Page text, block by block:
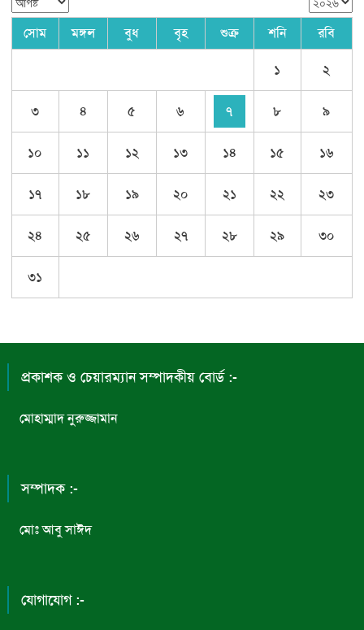
সোম মঙ্গল বুধ বৃহ শুক্র শনি রবি
১ ২
৩ ৪ ৫ ৬ ৭ ৮ ৯
১০ ১১ ১২ ১৩ ১৪ ১৫ ১৬
১৭ ১৮ ১৯ ২০ ২১ ২২ ২৩
২৪ ২৫ ২৬ ২৭ ২৮ ২৯ ৩০
৩১
প্রকাশক ও চেয়ারম্যান সম্পাদকীয় বোর্ড :-
মোহাম্মাদ নুরুজ্জামান
সম্পাদক :-
মোঃ আবু সাঈদ
যোগাযোগ :-